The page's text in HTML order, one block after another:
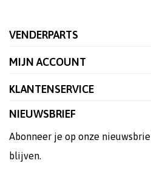
VENDERPARTS
MIJN ACCOUNT
KLANTENSERVICE
NIEUWSBRIEF
Abonneer je op onze
blijven.